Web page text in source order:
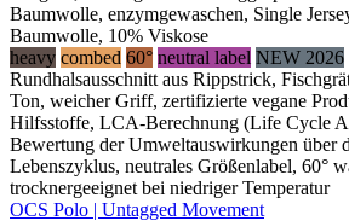
Baumwolle, enzymgewaschen, Single
Baumwolle, 10% Viskose
heavy combed 60° neutral label NEW 2026
Rundhalsausschnitt aus Rippstrick,
Ton, weicher Griff, zertifizierte vegane
Hilfsstoffe, LCA-Berechnung (Life Cycle
Bewertung der Umweltauswirkungen über
Lebenszyklus, neutrales Größenlabel, 60°
trocknergeeignet bei niedriger Temperatur
OCS Polo | Untagged Movement